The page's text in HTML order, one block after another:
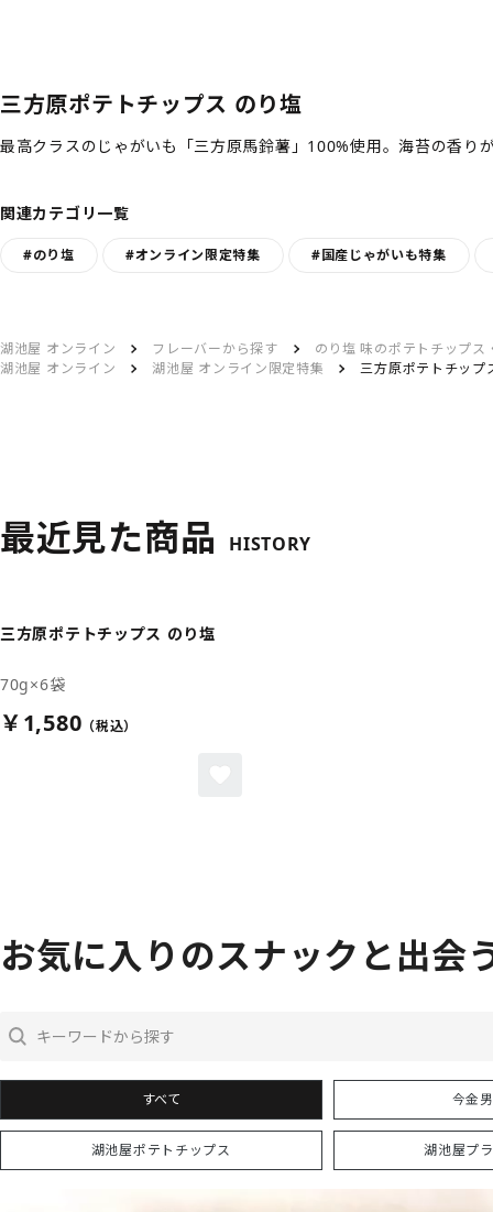
三方原ポテトチップス のり塩
最高クラスのじゃがいも「三方原馬鈴薯」100%使用。海苔の香り
関連カテゴリ一覧
#のり塩 #オンライン限定特集 #国産じゃがいも特集
湖池屋 オンライン フレーバーから探す
のり塩 味のポテトチップス
湖池屋 オンライン
湖池屋 オンライン限定特集 三方原ポテトチップ
最近見た商品 HISTORY
三方原ポテトチップス のり塩
70g×6袋
￥1,580
お気に入りのスナックと出会
今金
湖池屋ポテトチップス 湖池屋プ